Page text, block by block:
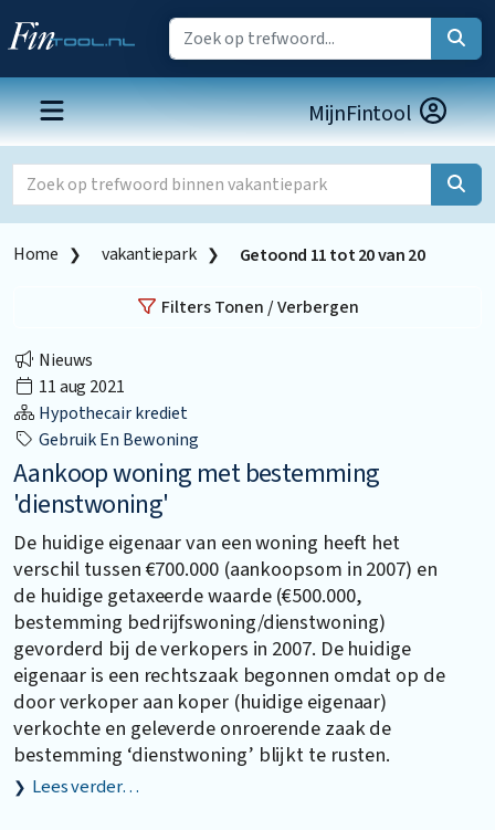
MijnFintool
Home vakantiepark Getoond 11tot20van20
Filters Tonen / Verbergen
Nieuws
11 aug 2021
Hypothecair krediet
Gebruik En Bewoning
Aankoop woning met bestemming
'dienstwoning'
De huidige eigenaar van een woning heeft het
verschil tussen €700.000 (aankoopsom in 2007) en
de huidige getaxeerde waarde (€500.000,
bestemming bedrijfswoning/dienstwoning)
gevorderd bij de verkopers in 2007. De huidige
eigenaar is een rechtszaak begonnen omdat op de
door verkoper aan koper (huidige eigenaar)
verkochte en geleverde onroerende zaak de
bestemming ‘dienstwoning’ blijkt te rusten.
Lees verder…